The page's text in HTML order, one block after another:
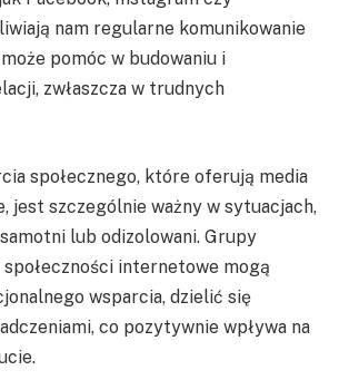
nam regularne komunikowanie
pomóc w budowaniu i
zwłaszcza w trudnych
społecznego, które oferują media
jest szczególnie ważny w sytuacjach,
lub odizolowani. Grupy
internetowe mogą
wsparcia, dzielić się
co pozytywnie wpływa na